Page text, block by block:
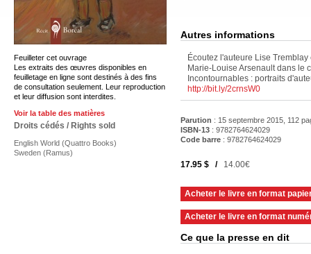
Feuilleter cet ouvrage
Les extraits des œuvres disponibles en
feuilletage en ligne sont destinés à des fins
de consultation seulement. Leur reproduction
et leur diffusion sont interdites.
Voir la table des matières
Droits cédés / Rights sold
English World (Quattro Books)
Sweden (Ramus)
Autres informations
Écoutez l'auteure Lise
Marie-Louise Arsenault dans le
Incontournables : portraits
http://bit.ly/2crnsW0
Parution : 15 septembre 2015, 112
ISBN-13 : 9782764624029
Code barre : 9782764624029
17.95 $ /14.00€
Acheter le livre en format
Acheter le livre en format
Ce que la presse en dit